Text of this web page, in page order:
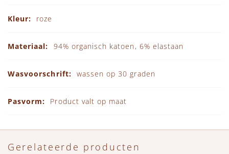
roze
94% organisch katoen, 6% elastaan
wassen op 30 graden
Product valt op maat
Gerelateerde producten